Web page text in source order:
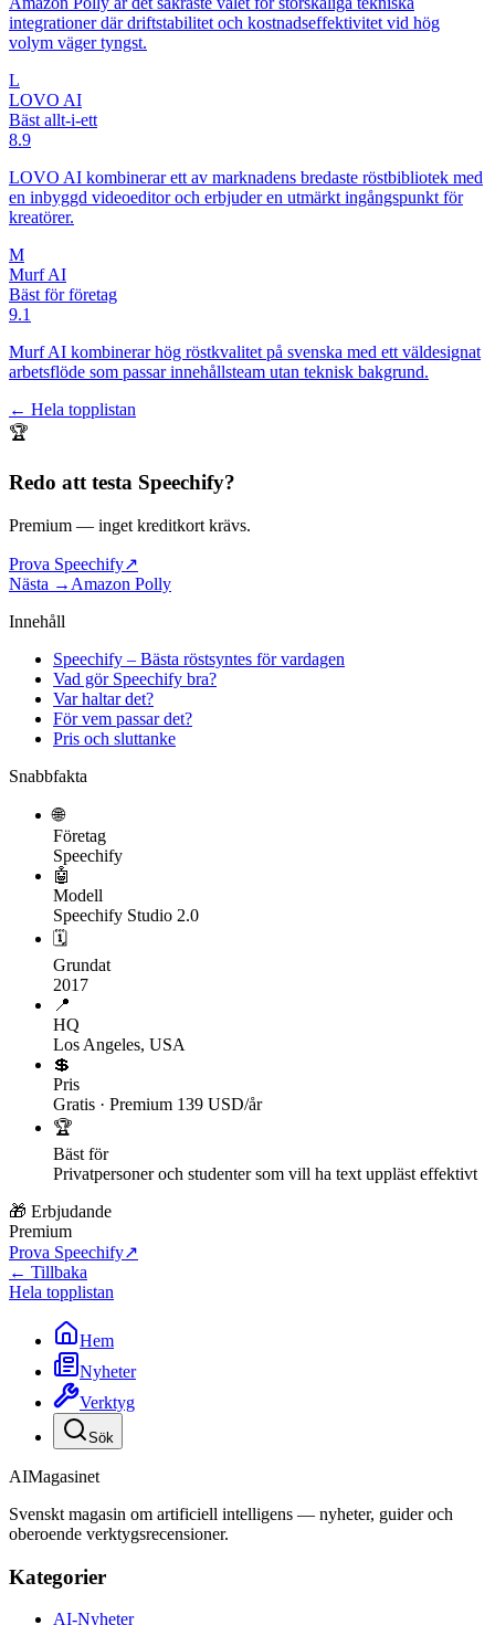
integrationer där driftstabilitet och kostnadseffektivitet vid hög
volym väger tyngst.
L
LOVO AI
Bäst allt-i-ett
8.9
LOVO AI kombinerar ett av marknadens bredaste röstbibliotek med
en inbyggd videoeditor och erbjuder en utmärkt ingångspunkt för
kreatörer.
M
Murf AI
Bäst för företag
9.1
Murf AI kombinerar hög röstkvalitet på svenska med ett väldesignat
arbetsflöde som passar innehållsteam utan teknisk bakgrund.
← Hela topplistan
🏆
Redo att testa Speechify?
Premium — inget kreditkort krävs.
Prova Speechify↗
Nästa → Amazon Polly
Innehåll
Speechify – Bästa röstsyntes för vardagen
Vad gör Speechify bra?
Var haltar det?
För vem passar det?
Pris och sluttanke
Snabbfakta
🌐
Företag
Speechify
🤖
Modell
Speechify Studio 2.0
🗓
Grundat
2017
📍
HQ
Los Angeles, USA
💲
Pris
Gratis · Premium 139 USD/år
🏆
Bäst för
Privatpersoner och studenter som vill ha text uppläst effektivt
🎁 Erbjudande
Premium
Prova Speechify↗
← Tillbaka
Hela topplistan
Hem
Nyheter
Verktyg
Sök
AIMagasinet
Svenskt magasin om artificiell intelligens — nyheter, guider och
oberoende verktygsrecensioner.
Kategorier
AI-Nyheter